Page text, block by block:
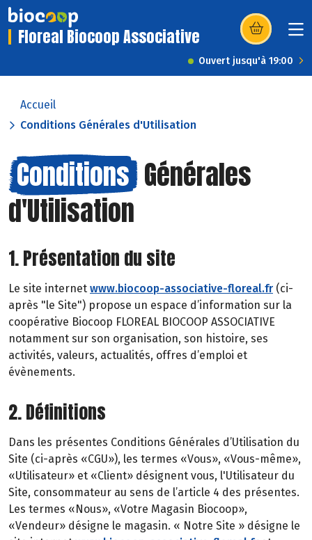
Floreal Biocoop Associative (s’ouvre dans
Ouvert jusqu'à 19:00
Accueil
Conditions Générales d'Utilisation
Conditions Générales
d'Utilisation
1. Présentation du site
Le site internet www.biocoop-associative-floreal.fr (ci-
après "le Site") propose un espace d’information sur la
coopérative Biocoop FLOREAL BIOCOOP ASSOCIATIVE
notamment sur son organisation, son histoire, ses
activités, valeurs, actualités, offres d’emploi et
évènements.
2. Définitions
Dans les présentes Conditions Générales d’Utilisation du
Site (ci-après «CGU»), les termes «Vous», «Vous-même»,
«Utilisateur» et «Client» désignent vous, l'Utilisateur du
Site, consommateur au sens de l’article 4 des présentes.
Les termes «Nous», «Votre Magasin Biocoop»,
«Vendeur» désigne le magasin. « Notre Site » désigne le